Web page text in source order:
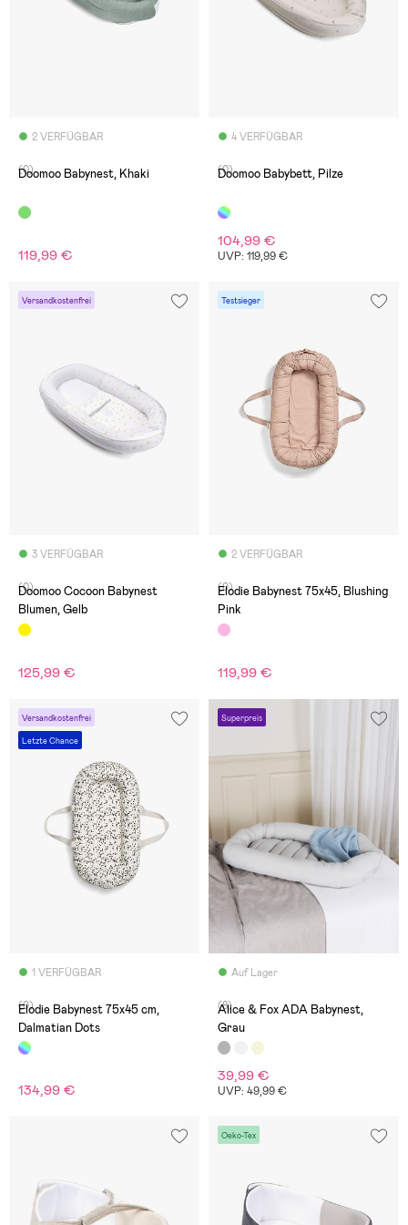
2 VERFÜGBAR
(0)
Doomoo Babynest, Khaki
119,99 €
4 VERFÜGBAR
(0)
Doomoo Babybett, Pilze
104,99 €
UVP: 119,99 €
Versandkostenfrei
3 VERFÜGBAR
(0)
Doomoo Cocoon Babynest
Blumen, Gelb
125,99 €
Testsieger
2 VERFÜGBAR
(0)
Elodie Babynest 75x45, Blushing
Pink
119,99 €
Versandkostenfrei
Letzte Chance
1 VERFÜGBAR
(0)
Elodie Babynest 75x45 cm,
Dalmatian Dots
134,99 €
Superpreis
Auf Lager
(8)
Alice & Fox ADA Babynest,
Grau
39,99 €
UVP: 49,99 €
Oeko-Tex